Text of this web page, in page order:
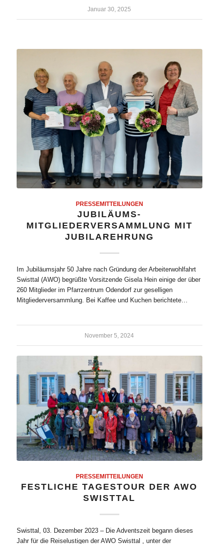
Januar 30, 2025
PRESSEMITTEILUNGEN
JUBILÄUMS-
MITGLIEDERVERSAMMLUNG MIT
JUBILAREHRUNG
Im Jubiläumsjahr 50 Jahre nach Gründung der Arbeiterwohlfahrt
Swisttal (AWO) begrüßte Vorsitzende Gisela Hein einige der über
260 Mitglieder im Pfarrzentrum Odendorf zur geselligen
Mitgliederversammlung. Bei Kaffee und Kuchen berichtete…
November 5, 2024
PRESSEMITTEILUNGEN
FESTLICHE TAGESTOUR DER AWO
SWISTTAL
Swisttal, 03. Dezember 2023 – Die Adventszeit begann dieses
Jahr für die Reiselustigen der AWO Swisttal , unter der